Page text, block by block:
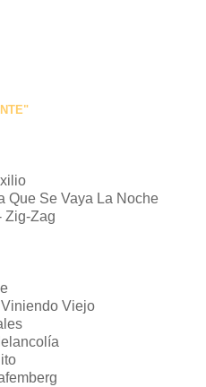
Que Se Vaya La Noche
Zig-Zag
Viejo